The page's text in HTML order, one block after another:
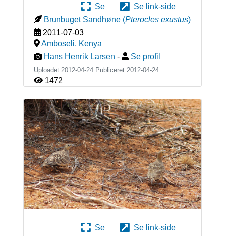
Se
Se link-side
Brunbuget Sandhøne (Pterocles exustus)
2011-07-03
Amboseli, Kenya
Hans Henrik Larsen - Se profil
Uploadet 2012-04-24 Publiceret 2012-04-24
1472
Se
Se link-side